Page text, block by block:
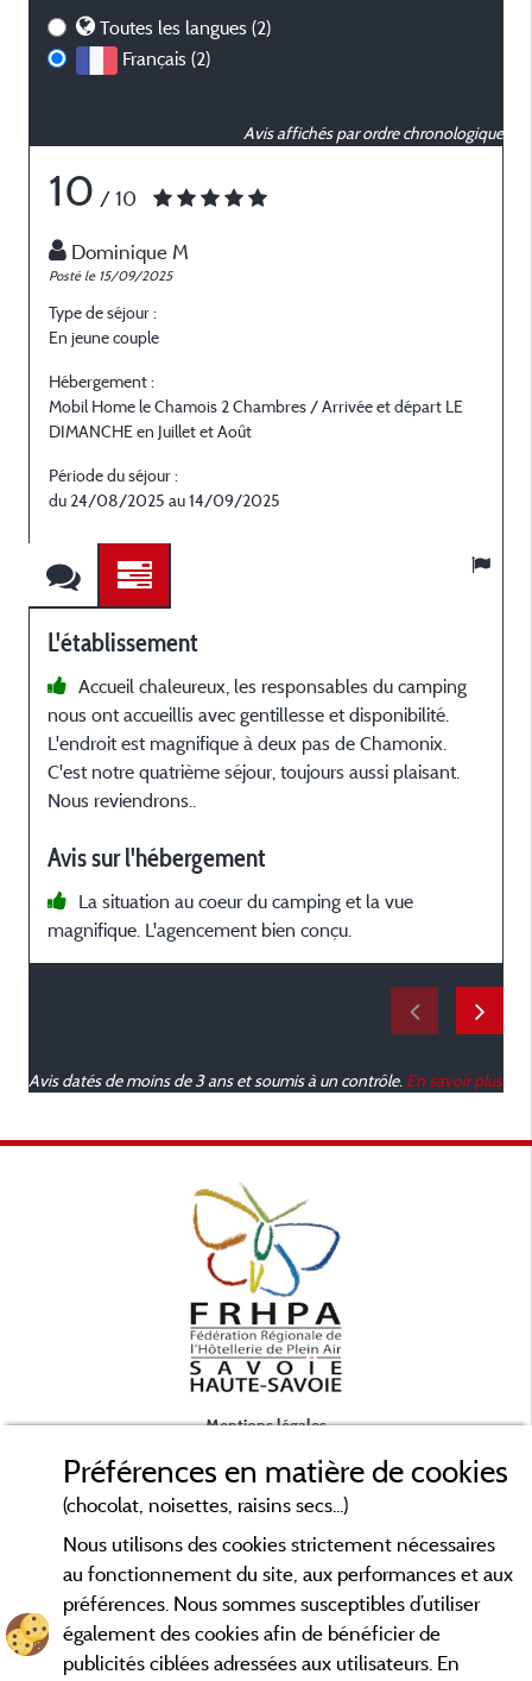
Toutes les langues (2)
Français (2)
Avis affichés par ordre chronologique
10 / 10
Dominique M
Posté le 15/09/2025
Type de séjour :
En jeune couple
Hébergement :
Mobil Home le Chamois 2 Chambres / Arrivée et départ LE
DIMANCHE en Juillet et Août
Période du séjour :
du 24/08/2025 au 14/09/2025
L'établissement
Accueil chaleureux, les responsables du camping
nous ont accueillis avec gentillesse et disponibilité.
L'endroit est magnifique à deux pas de Chamonix.
C'est notre quatrième séjour, toujours aussi plaisant.
Nous reviendrons..
Avis sur l'hébergement
La situation au coeur du camping et la vue
magnifique. L'agencement bien conçu.
Avis datés de moins de 3 ans et soumis à un contrôle. En savoir plus
Mentions légales
Contact
CGV
Les meilleurs campings en Savoie. Consultez les fiches de nos
Préférences en matière de cookies
(chocolat, noisettes, raisins secs...)
Nous utilisons des cookies strictement nécessaires
au fonctionnement du site, aux performances et aux
préférences. Nous sommes susceptibles d’utiliser
également des cookies afin de bénéficier de
publicités ciblées adressées aux utilisateurs. En